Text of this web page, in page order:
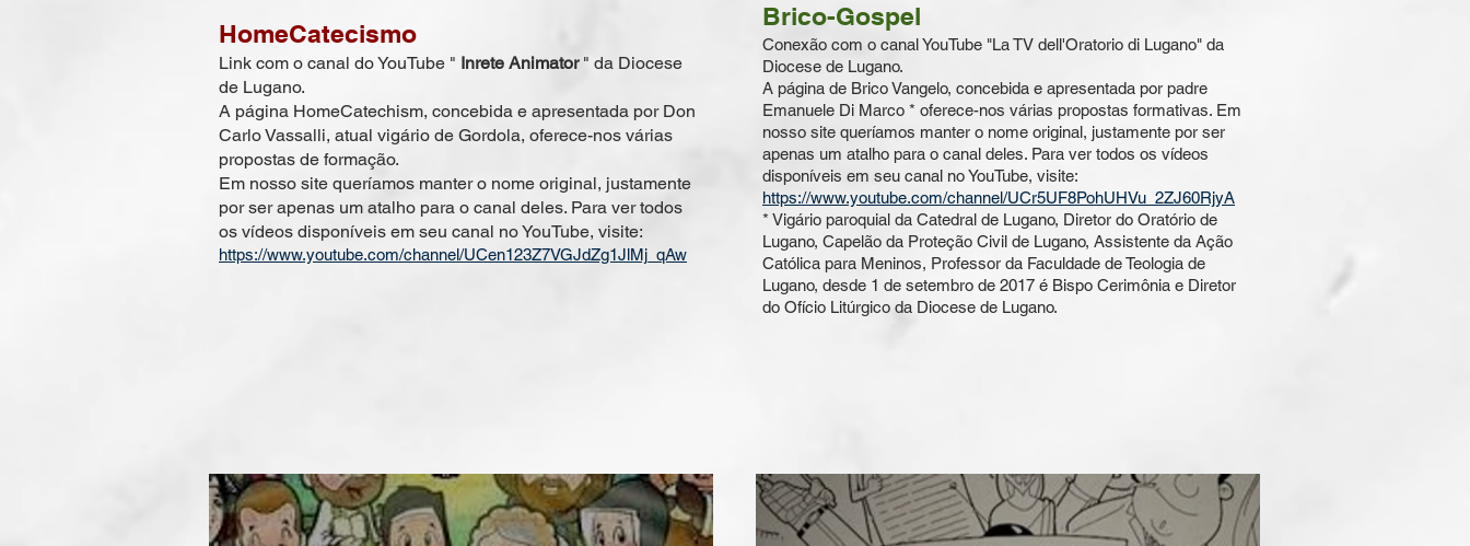
HomeCatecismo
Link com o canal do YouTube " Inrete Animator" da Diocese
de Lugano.
A página HomeCatechism, concebida e apresentada por Don
Carlo Vassalli, atual vigário de Gordola, oferece-nos várias
propostas de formação.
Em nosso site queríamos manter o nome original, justamente
por ser apenas um atalho para o canal deles. Para ver todos
os vídeos disponíveis em seu canal no YouTube, visite:
https://www.youtube.com/channel/UCen123Z7VGJdZg1JlMj_qAw
Brico-Gospel
Conexão com o canal YouTube "La TV dell'Oratorio di Lugano" da
Diocese de Lugano.
A página de Brico Vangelo, concebida e apresentada por padre
Emanuele Di Marco * oferece-nos várias propostas formativas. Em
nosso site queríamos manter o nome original, justamente por ser
apenas um atalho para o canal deles. Para ver todos os vídeos
disponíveis em seu canal no YouTube, visite:
https://www.youtube.com/channel/UCr5UF8PohUHVu_2ZJ60RjyA
* Vigário paroquial da Catedral de Lugano, Diretor do Oratório de
Lugano, Capelão da Proteção Civil de Lugano, Assistente da Ação
Católica para Meninos, Professor da Faculdade de Teologia de
Lugano, desde 1 de setembro de 2017 é Bispo Cerimônia e Diretor
do Ofício Litúrgico da Diocese de Lugano.